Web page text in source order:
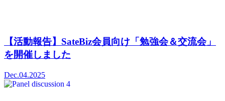
【活動報告】SateBiz会員向け「勉強会＆交流会」
を開催しました
Dec.04.2025